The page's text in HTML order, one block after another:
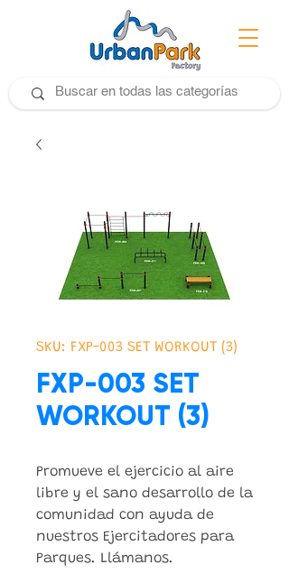
SKU: FXP-003 SET WORKOUT (3)
FXP-003 SET
WORKOUT (3)
Promueve el ejercicio al aire
libre y el sano desarrollo de la
comunidad con ayuda de
nuestros Ejercitadores para
Parques. Llámanos.